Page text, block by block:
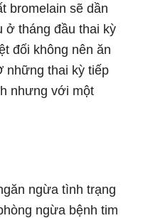
bromelain sẽ dần
ở tháng đầu thai kỳ
đối không nên ăn
những thai kỳ tiếp
nhưng với một
ngừa tình trạng
ngừa bệnh tim